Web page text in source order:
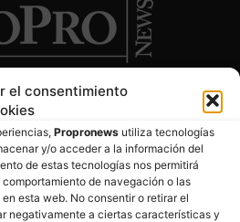
el consentimiento
Propronewsutiliza tecnologías
y/o acceder a la información del
de estas tecnologías nos permitirá
de navegación o las
esta web. No consentir o retirar el
negativamente a ciertas características y
NOSOTROS
- Subdirectora: Rosa Puch
Otero - Wikipedia